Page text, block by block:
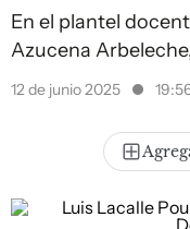
En el plantel
Azucena
12 de junio 2025